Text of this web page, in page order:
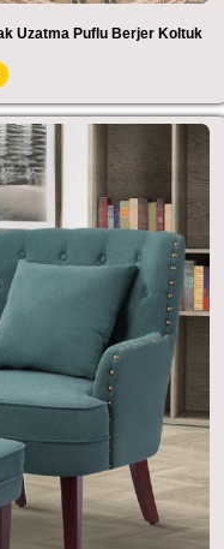
Uzatma Puflu Berjer Koltuk